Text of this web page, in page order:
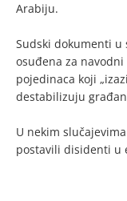
Arabiju.
Sudski dokumenti u
osuđena za
pojedinaca koji
destabilizuju
U nekim
postavili disidenti u